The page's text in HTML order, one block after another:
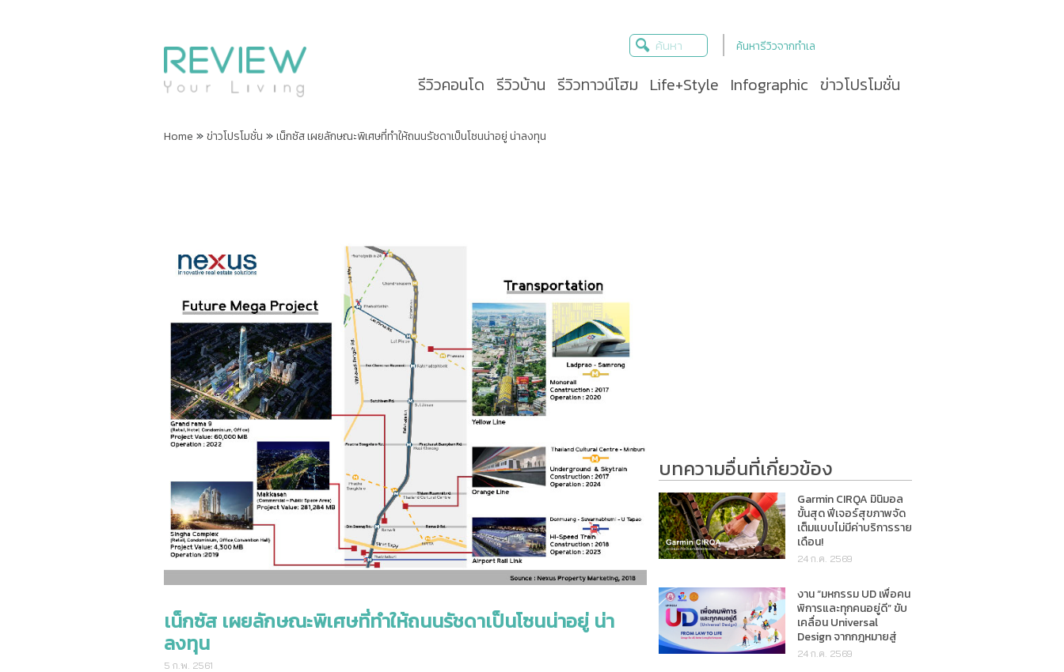
ค้นหารีวิวจากทำเล
รีวิวคอนโด รีวิวบ้าน รีวิวทาวน์โฮม Life+Style Infographic ข่าวโปรโมชั่น
Home »ข่าวโปรโมชั่น »เน็กซัส เผยลักษณะพิเศษที่ทำให้ถนนรัชดาเป็นโซนน่าอยู่ น่าลงทุน
เน็กซัส เผยลักษณะพิเศษที่ทำให้ถนนรัชดาเป็นโซนน่าอยู่ น่า
ลงทุน
5 ก.พ. 2561
บทความอื่นที่เกี่ยวข้อง
Garmin CIRQA มินิมอล
ขั้นสุด ฟีเจอร์สุขภาพจัด
เต็มแบบไม่มีค่าบริการราย
เดือน!
24 ก.ค. 2569
งาน “มหกรรม UD เพื่อคน
พิการและทุกคนอยู่ดี” ขับ
เคลื่อน Universal
Design จากกฎหมายสู่
การใช้ชีวิตจริง
24 ก.ค. 2569